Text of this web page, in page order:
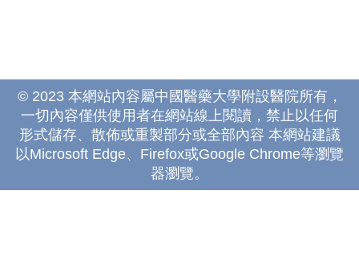
© 2023 本網站內容屬中國醫藥大學附設醫院所有，
一切內容僅供使用者在網站線上閱讀，禁止以任何
形式儲存、散佈或重製部分或全部內容 本網站建議
以Microsoft Edge、Firefox或Google Chrome等瀏覽
器瀏覽。